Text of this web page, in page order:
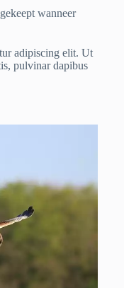
wanneer
adipiscing elit. Ut
pulvinar dapibus